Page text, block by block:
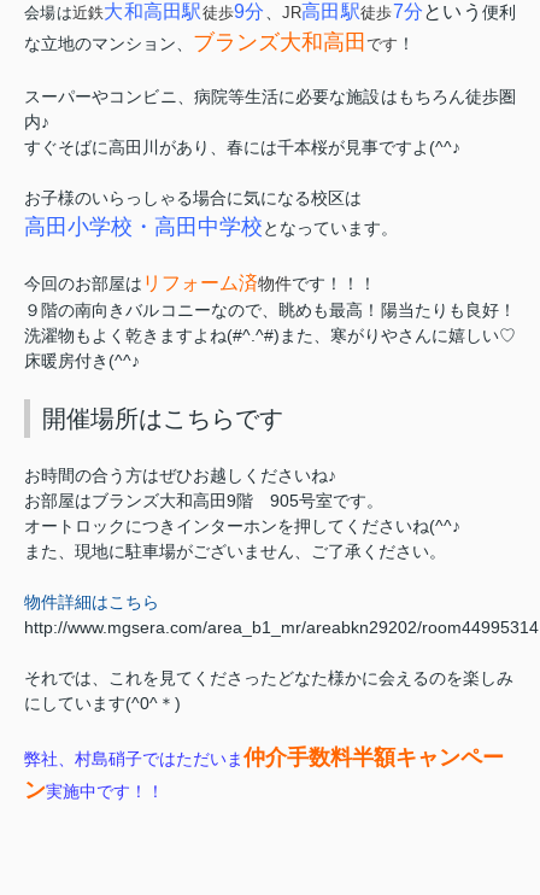
会場は近鉄大和高田駅徒歩9分 JR高田駅徒歩7分という 便利
な立地のマンション、 ブランズ大和高田 です ！
スーパーやコンビニ、病院等生活に必要な施設はもちろん徒歩圏
内♪
すぐそばに高田川があり、春には千本桜が見事ですよ(^^♪
お子様のいらっしゃる場合に気になる校区は
高田小学校・高田中学校となっています。
今回のお部屋は リフォーム済物件です！！！
９階の南向きバルコニーなので、眺めも最高！陽当たりも良好！
洗濯物もよく乾きますよね(#^.^#) また、寒がりやさんに嬉しい♡
床暖房付き(^^♪
開催場所はこちらです
お時間の合う方はぜひお越しくださいね♪
お部屋はブランズ大和高田9階 905号室です。
オートロックにつきインターホンを押してくださいね(^^♪
また、現地に駐車場がございません、ご了承ください。
物件詳細はこちら
http://www.mgsera.com/area_b1_mr/areabkn29202/
それでは、これを見てくださったどなた様かに会えるのを楽しみ
にしています(^0^＊)
弊社、村島硝子ではただいま仲介手数料半額キャンペー
ン実施中です！！